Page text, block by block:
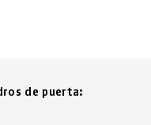
de puerta: